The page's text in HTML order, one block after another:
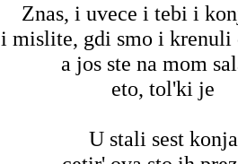
Znas, i uvece i tebi i
i mislite, gdi smo i krenuli
a jos ste na mom
eto, tol'ki je
U stali sest konja